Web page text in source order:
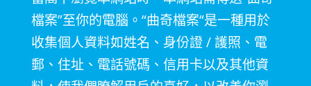
檔案”至你的電腦。 “曲奇檔案“是一種用於
收集個人資料如姓名、身份證/護照、電
郵、住址、電話號碼、信用卡以及其他資